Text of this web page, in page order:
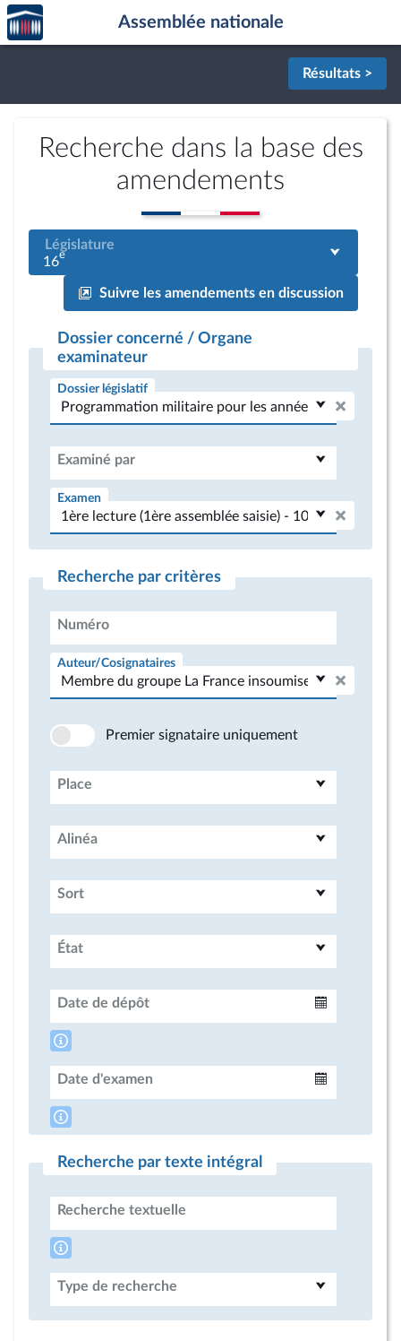
Aller au contenu
Aller en bas de la page
Accèder
à la
page
Assemblée nationale
Résultats >
Recherche dans la base des
amendements
Législature
16e
Suivre les amendements en discussion
Dossier concerné / Organe
examinateur
Dossier législatif
Examiné par
Examen
Recherche par critères
Numéro
Auteur/Cosignataires
Premier signataire uniquement
Place
Alinéa
Sort
État
Date de dépôt
Date d'examen
Recherche par texte intégral
Recherche textuelle
Type de recherche